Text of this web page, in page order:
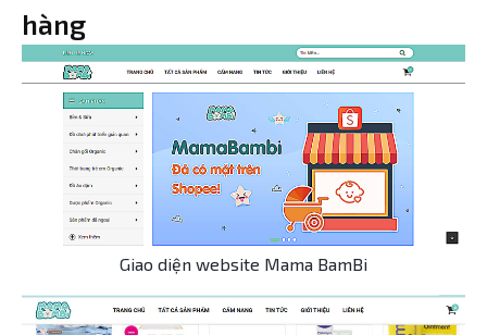
hàng
Giao diện website Mama BamBi